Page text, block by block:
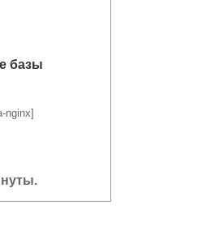
базы
nginx]